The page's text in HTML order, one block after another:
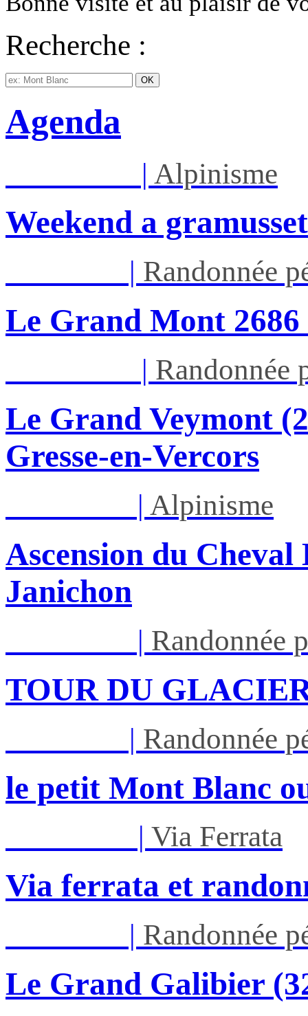
Recherche :
Agenda
| Alpinisme
Weekend a gramusset
| Randonnée
Le Grand Mont
| Randonnée
Le Grand Veymont
Gresse-en-Vercors
| Alpinisme
Ascension du
Janichon
| Randonnée
TOUR DU
| Randonnée
le petit Mont Blanc
| Via Ferrata
Via ferrata et
| Randonnée
Le Grand Galibier